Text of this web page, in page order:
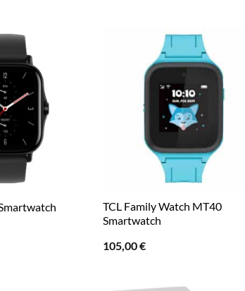
TCL Family Watch MT40
Smartwatch
105,00€